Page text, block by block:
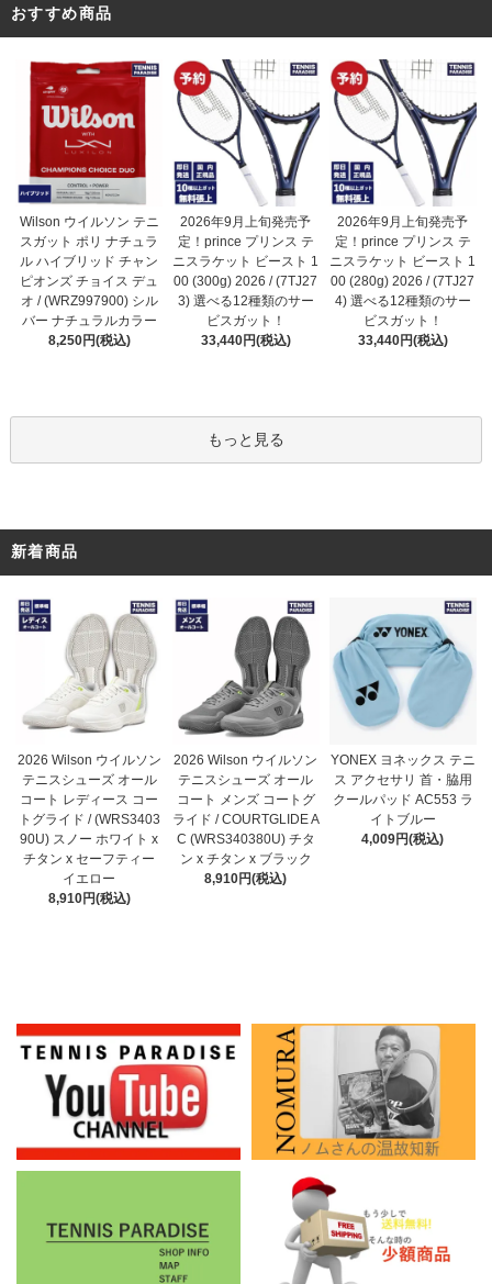
おすすめ商品
Wilson ウイルソン テニ
スガット ポリ ナチュラ
ル ハイブリッド チャン
ピオンズ チョイス デュ
オ / (WRZ997900) シル
バー ナチュラルカラー
8,250円(税込)
2026年9月上旬発売予
定！prince プリンス テ
ニスラケット ビースト 1
00 (300g) 2026 / (7TJ27
3) 選べる12種類のサー
ビスガット！
33,440円(税込)
2026年9月上旬発売予
定！prince プリンス テ
ニスラケット ビースト 1
00 (280g) 2026 / (7TJ27
4) 選べる12種類のサー
ビスガット！
33,440円(税込)
もっと見る
新着商品
2026 Wilson ウイルソン
テニスシューズ オール
コート レディース コー
トグライド / (WRS3403
90U) スノー ホワイト x
チタン x セーフティー
イエロー
8,910円(税込)
2026 Wilson ウイルソン
テニスシューズ オール
コート メンズ コートグ
ライド / COURTGLIDE A
C (WRS340380U) チタ
ン x チタン x ブラック
8,910円(税込)
YONEX ヨネックス テニ
ス アクセサリ 首・脇用
クールパッド AC553 ラ
イトブルー
4,009円(税込)